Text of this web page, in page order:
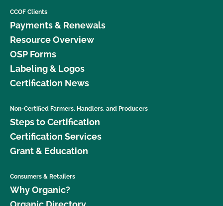
CCOF Clients
Payments & Renewals
Resource Overview
OSP Forms
Labeling & Logos
Certification News
Non-Certified Farmers, Handlers, and Producers
Steps to Certification
Certification Services
Grant & Education
Consumers & Retailers
Why Organic?